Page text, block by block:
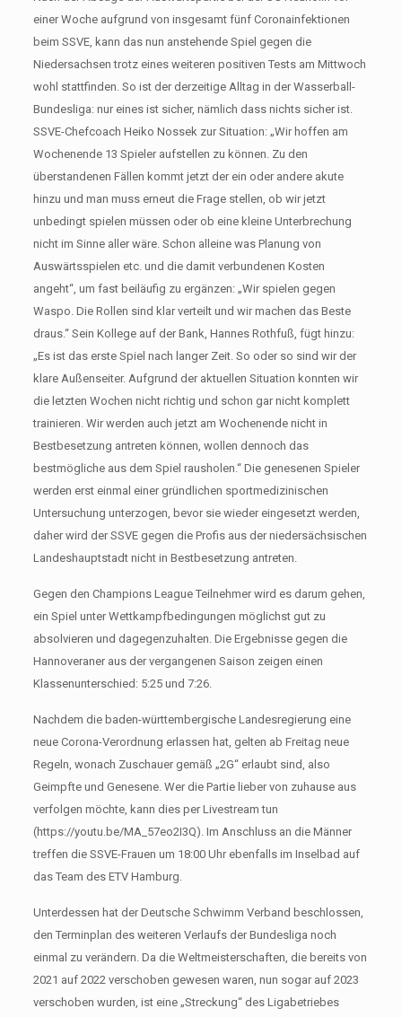
einer Woche aufgrund von insgesamt fünf Coronainfektionen
beim SSVE, kann das nun anstehende Spiel gegen die
Niedersachsen trotz eines weiteren positiven Tests am Mittwoch
wohl stattfinden. So ist der derzeitige Alltag in der Wasserball-
Bundesliga: nur eines ist sicher, nämlich dass nichts sicher ist.
SSVE-Chefcoach Heiko Nossek zur Situation: „Wir hoffen am
Wochenende 13 Spieler aufstellen zu können. Zu den
überstandenen Fällen kommt jetzt der ein oder andere akute
hinzu und man muss erneut die Frage stellen, ob wir jetzt
unbedingt spielen müssen oder ob eine kleine Unterbrechung
nicht im Sinne aller wäre. Schon alleine was Planung von
Auswärtsspielen etc. und die damit verbundenen Kosten
angeht“, um fast beiläufig zu ergänzen: „Wir spielen gegen
Waspo. Die Rollen sind klar verteilt und wir machen das Beste
draus.“ Sein Kollege auf der Bank, Hannes Rothfuß, fügt hinzu:
„Es ist das erste Spiel nach langer Zeit. So oder so sind wir der
klare Außenseiter. Aufgrund der aktuellen Situation konnten wir
die letzten Wochen nicht richtig und schon gar nicht komplett
trainieren. Wir werden auch jetzt am Wochenende nicht in
Bestbesetzung antreten können, wollen dennoch das
bestmögliche aus dem Spiel rausholen.“ Die genesenen Spieler
werden erst einmal einer gründlichen sportmedizinischen
Untersuchung unterzogen, bevor sie wieder eingesetzt werden,
daher wird der SSVE gegen die Profis aus der niedersächsischen
Landeshauptstadt nicht in Bestbesetzung antreten.
Gegen den Champions League Teilnehmer wird es darum gehen,
ein Spiel unter Wettkampfbedingungen möglichst gut zu
absolvieren und dagegenzuhalten. Die Ergebnisse gegen die
Hannoveraner aus der vergangenen Saison zeigen einen
Klassenunterschied: 5:25 und 7:26.
Nachdem die baden-württembergische Landesregierung eine
neue Corona-Verordnung erlassen hat, gelten ab Freitag neue
Regeln, wonach Zuschauer gemäß „2G“ erlaubt sind, also
Geimpfte und Genesene. Wer die Partie lieber von zuhause aus
verfolgen möchte, kann dies per Livestream tun
(https://youtu.be/MA_57eo2I3Q). Im Anschluss an die Männer
treffen die SSVE-Frauen um 18:00 Uhr ebenfalls im Inselbad auf
das Team des ETV Hamburg.
Unterdessen hat der Deutsche Schwimm Verband beschlossen,
den Terminplan des weiteren Verlaufs der Bundesliga noch
einmal zu verändern. Da die Weltmeisterschaften, die bereits von
2021 auf 2022 verschoben gewesen waren, nun sogar auf 2023
verschoben wurden, ist eine „Streckung“ des Ligabetriebes